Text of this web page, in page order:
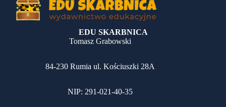
EDU SKARBNICA
Tomasz Grabowski
84-230 Rumia ul. Kościuszki 28A
NIP: 291-021-40-35